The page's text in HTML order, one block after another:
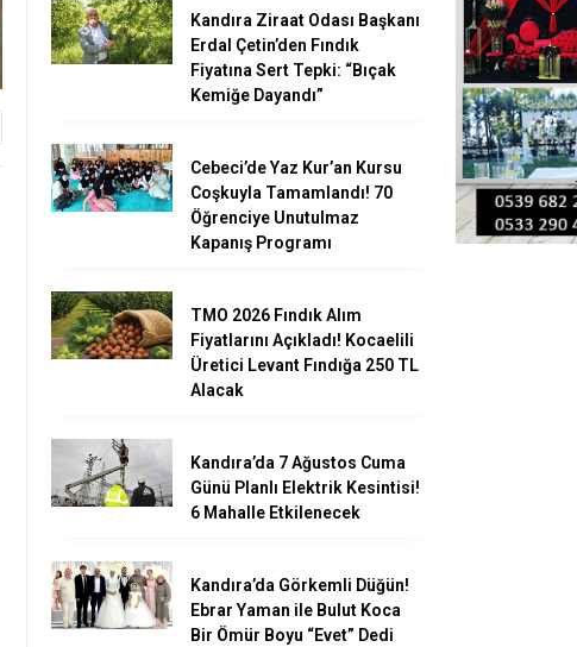
Kandıra Ziraat Odası Başkanı
Erdal Çetin’den Fındık
Fiyatına Sert Tepki: “Bıçak
Kemiğe Dayandı”
Cebeci’de Yaz Kur’an Kursu
Coşkuyla Tamamlandı! 70
Öğrenciye Unutulmaz
Kapanış Programı
TMO 2026 Fındık Alım
Fiyatlarını Açıkladı! Kocaelili
Üretici Levant Fındığa 250 TL
Alacak
Kandıra’da 7 Ağustos Cuma
Günü Planlı Elektrik Kesintisi!
6 Mahalle Etkilenecek
Kandıra’da Görkemli Düğün!
Ebrar Yaman ile Bulut Koca
Bir Ömür Boyu “Evet” Dedi